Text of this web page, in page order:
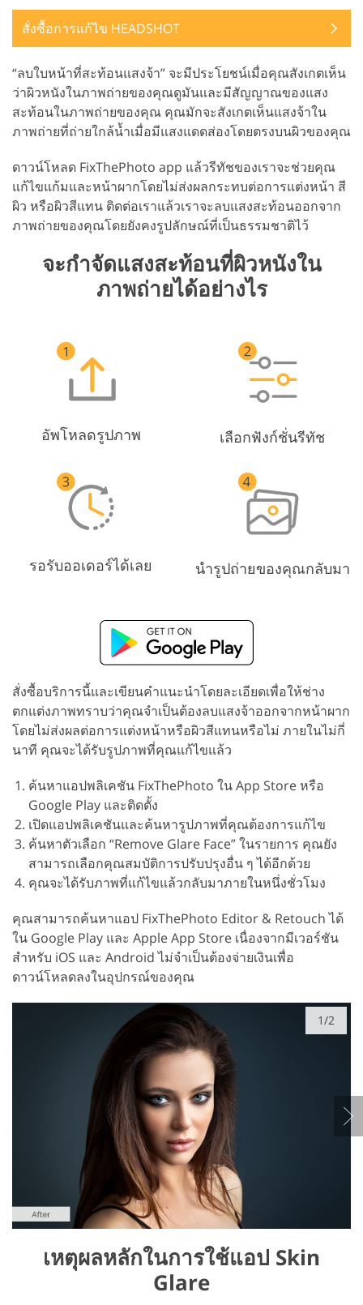
สั่งซื้อการแก้ไข HEADSHOT
“ลบใบหน้าที่สะท้อนแสงจ้า” จะมีประโยชน์เมื่อคุณสังเกตเห็น
ว่าผิวหนังในภาพถ่ายของคุณดูมันและมีสัญญาณของแสง
สะท้อนในภาพถ่ายของคุณ คุณมักจะสังเกตเห็นแสงจ้าใน
ภาพถ่ายที่ถ่ายใกล้น้ำเมื่อมีแสงแดดส่องโดยตรงบนผิวของคุณ
ดาวน์โหลด FixThePhoto app แล้วรีทัชของเราจะช่วยคุณ
แก้ไขแก้มและหน้าผากโดยไม่ส่งผลกระทบต่อการแต่งหน้า สี
ผิว หรือผิวสีแทน ติดต่อเราแล้วเราจะลบแสงสะท้อนออกจาก
ภาพถ่ายของคุณโดยยังคงรูปลักษณ์ที่เป็นธรรมชาติไว้
จะกำจัดแสงสะท้อนที่ผิวหนังใน
ภาพถ่ายได้อย่างไร
อัพโหลดรูปภาพ เลือกฟังก์ชั่นรีทัช
รอรับออเดอร์ได้เลย นำรูปถ่ายของคุณกลับมา
สั่งซื้อบริการนี้และเขียนคำแนะนำโดยละเอียดเพื่อให้ช่าง
ตกแต่งภาพทราบว่าคุณจำเป็นต้องลบแสงจ้าออกจากหน้าผาก
โดยไม่ส่งผลต่อการแต่งหน้าหรือผิวสีแทนหรือไม่ ภายในไม่กี่
นาที คุณจะได้รับรูปภาพที่คุณแก้ไขแล้ว
ค้นหาแอปพลิเคชัน FixThePhoto ใน App Store หรือ
Google Play และติดตั้ง
เปิดแอปพลิเคชันและค้นหารูปภาพที่คุณต้องการแก้ไข
ค้นหาตัวเลือก “Remove Glare Face” ในรายการ คุณยัง
สามารถเลือกคุณสมบัติการปรับปรุงอื่น ๆ ได้อีกด้วย
คุณจะได้รับภาพที่แก้ไขแล้วกลับมาภายในหนึ่งชั่วโมง
คุณสามารถค้นหาแอป FixThePhoto Editor & Retouch ได้
ใน Google Play และ Apple App Store เนื่องจากมีเวอร์ชัน
สำหรับ iOS และ Android ไม่จำเป็นต้องจ่ายเงินเพื่อ
ดาวน์โหลดลงในอุปกรณ์ของคุณ
1/2
เหตุผลหลักในการใช้แอป Skin
Glare